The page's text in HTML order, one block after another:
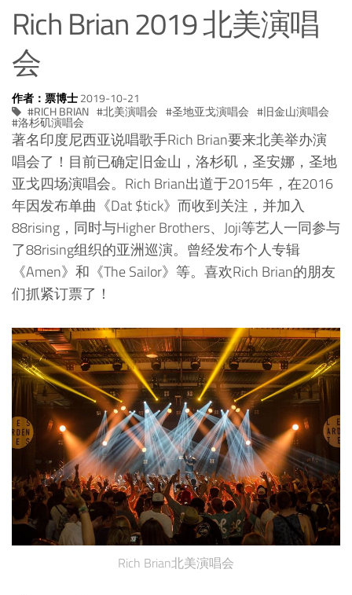
Rich Brian 2019 北美演唱
会
作者：票博士2019-10-21
RICH BRIAN
北美演唱会 圣地亚戈演唱会 旧金山演唱会
洛杉矶演唱会
著名印度尼西亚说唱歌手Rich Brian要来北美举办演
唱会了！目前已确定旧金山，洛杉矶，圣安娜，圣地
亚戈四场演唱会。Rich Brian出道于2015年，在2016
年因发布单曲《Dat $tick》而收到关注，并加入
88rising，同时与Higher Brothers、Joji等艺人一同参与
了88rising组织的亚洲巡演。曾经发布个人专辑
《Amen》和《The Sailor》等。喜欢Rich Brian的朋友
们抓紧订票了！
Rich Brian北美演唱会